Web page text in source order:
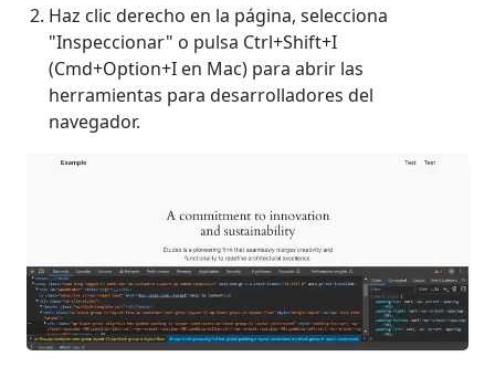
Haz clic derecho en la página, selecciona
"Inspeccionar" o pulsa Ctrl+Shift+I
(Cmd+Option+I en Mac) para abrir las
herramientas para desarrolladores del
navegador.